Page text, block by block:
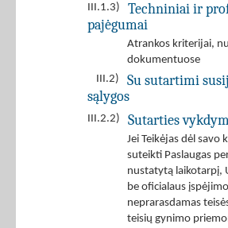
III.1.3)
Techniniai ir
pajėgumai
Atrankos kriterijai,
dokumentuose
III.2)
Su sutartimi
sąlygos
III.2.2) Sutarties
Jei Teikėjas dėl savo
suteikti Paslaugas
nustatytą laikotarpį,
be oficialaus
neprarasdamas
teisių gynimo